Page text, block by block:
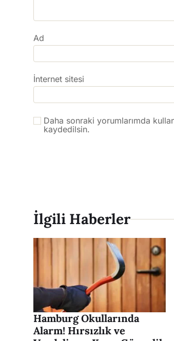
Ad
İnternet sitesi
Daha sonraki yorumlarımda
kaydedilsin.
İlgili Haberler
Hamburg Okullarında
Alarm! Hırsızlık ve